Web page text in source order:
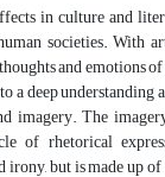
in culture and
societies. With
and emotions
a deep
imagery. The
of rhetorical
irony, but is made up